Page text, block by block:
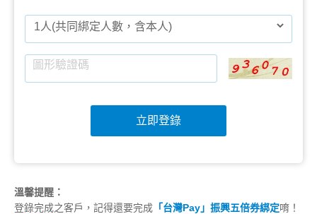
立即登錄
溫馨提醒：
登錄完成之客戶，記得還要完成 「台灣Pay」振興五倍券綁定唷！